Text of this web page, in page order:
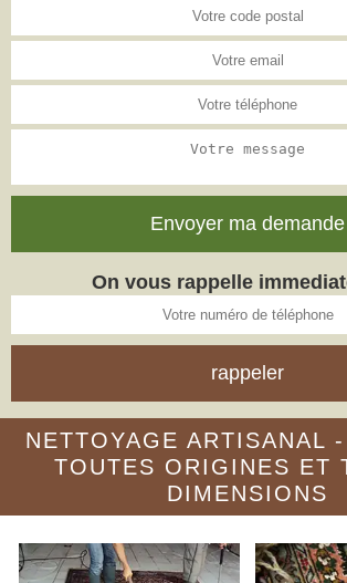
On vous rappelle
NETTOYAGE ARTISANAL
TOUTES ORIGINES ET
DIMENSIONS